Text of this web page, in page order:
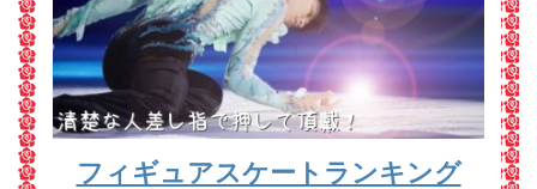
フィギュアスケートランキング